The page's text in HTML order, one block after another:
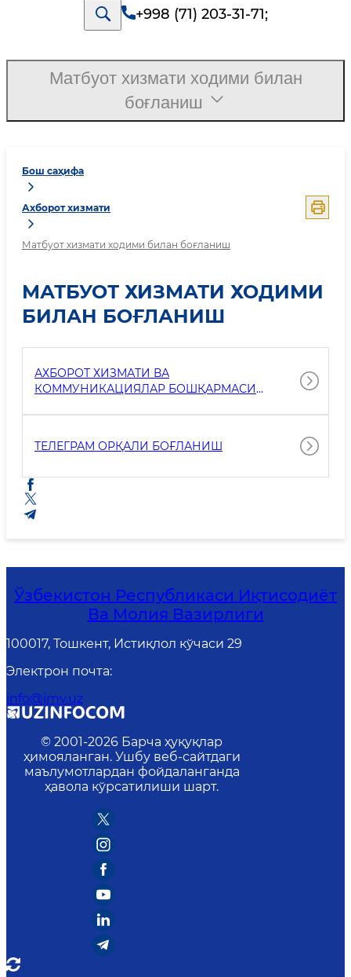
+998 (71) 203-31-71;
Бош саҳифа
Ахборот хизмати
Матбуот хизмати ходими билан боғланиш
МАТБУОТ ХИЗМАТИ ХОДИМИ
БИЛАН БОҒЛАНИШ
АХБОРОТ ХИЗМАТИ ВА
КОММУНИКАЦИЯЛАР БОШҚАРМАСИ
ТЕЛЕГРАМ ОРҚАЛИ БОҒЛАНИШ
Матбуот хизмати ходими билан
боғланиш
Ўзбекистон Республикаси Иқтисодиёт
Ва Молия Вазирлиги
100017, Тошкент, Истиқлол кўчаси 29
Электрон почта:
info@imv.uz
© 2001-2026 Барча ҳуқуқлар
ҳимояланган. Ушбу веб-сайтдаги
маълумотлардан фойдаланганда
ҳавола кўрсатилиши шарт.